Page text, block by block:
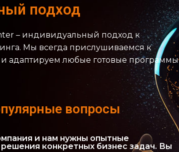
подход
– индивидуальный подход к
Мы всегда прислушиваемся к
адаптируем любые готовые программы
вопросы
и нам нужны опытные
конкретных бизнес задач. Вы